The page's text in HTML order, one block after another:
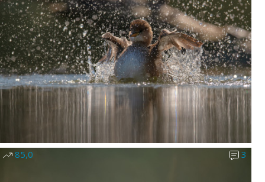
85,0 3